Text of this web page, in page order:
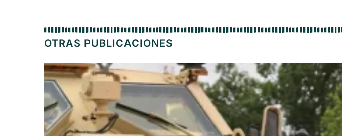
OTRAS PUBLICACIONES